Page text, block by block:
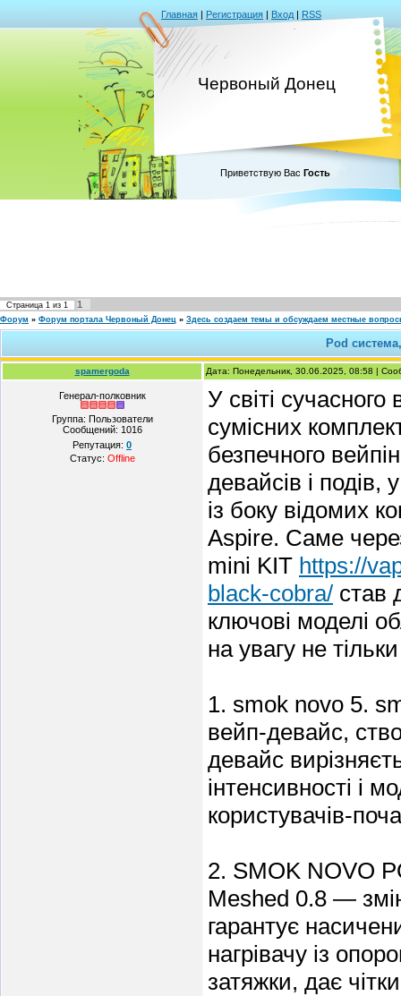
Главная | Регистрация | Вход | RSS
Червоный Донец
Приветствую Вас Гость
Страница 1 из 1 1
Форум » Форум портала Червоный Донец » Здесь создаем темы и обсуждаем местные
Pod
spamergoda Дата: Понедельник, 30.06.2025, 08:58 |
Генерал-полковник
Группа: Пользователи
Сообщений: 1016
Репутация: 0
Статус: Offline
У світі
сумісних
безпечного
девайсів і
із боку відомих
Aspire. Саме
mini KIT https://
black-cobra/ став
ключові моделі
на увагу не
1. smok novo 5.
вейп-девайс,
девайс
інтенсивності і
користувачів-
2. SMOK NOVO
Meshed 0.8 —
гарантує
нагрівачу із
затяжки, дає